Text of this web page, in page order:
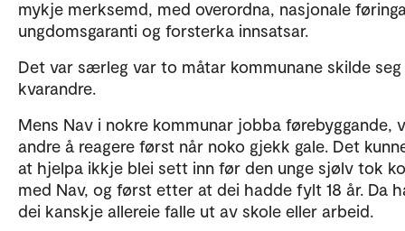
mykje merksemd, med overordna, nasjonale
ungdomsgaranti og forsterka innsatsar.
Det var særleg var to måtar kommunane skilde
kvarandre.
Mens Nav i nokre kommunar jobba førebyggande,
andre å reagere først når noko gjekk gale. Det
at hjelpa ikkje blei sett inn før den unge sjølv tok
med Nav, og først etter at dei hadde fylt 18 år. Da
dei kanskje allereie falle ut av skole eller arbeid.